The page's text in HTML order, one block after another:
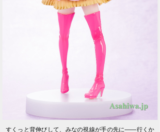
すくっと背伸びして、みなの視線が手の先に――行くか